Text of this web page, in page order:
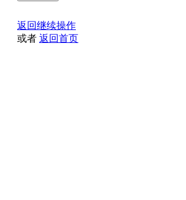
返回继续操作
或者 返回首页